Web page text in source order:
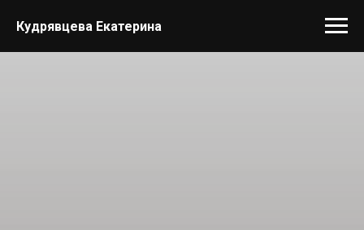
Кудрявцева Екатерина